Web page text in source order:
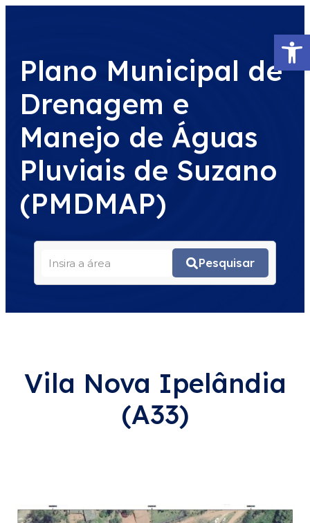
Abrir
Plano Municipal de
Drenagem e
Manejo de Águas
Pluviais de Suzano
(PMDMAP)
Pesquisar
Vila Nova Ipelândia
(A33)